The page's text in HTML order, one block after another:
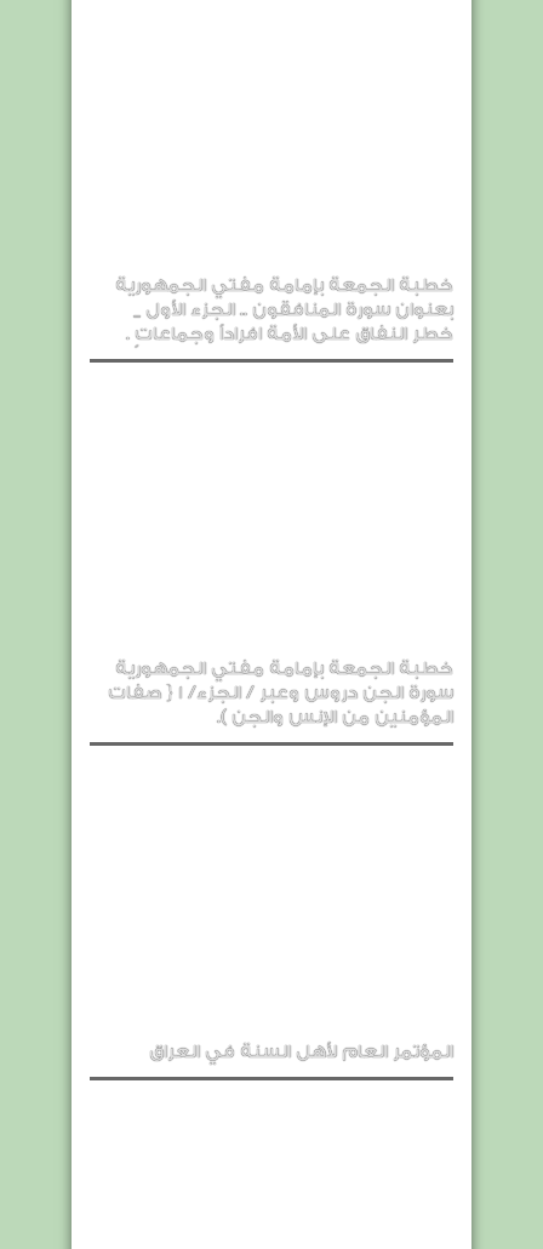
خطبة الجمعة بإمامة مفتي الجمهورية
بعنوان سورة المنافقون .. الجزء الأول _
خطر النفاق على الأمة افراداً وجماعاتٍ .
خطبة الجمعة بإمامة مفتي الجمهورية
سورة الجن دروس وعبر / الجزء/ 1 { صفات
المؤمنين من الإنس والجن ).
المؤتمر العام لأهل السنة في العراق